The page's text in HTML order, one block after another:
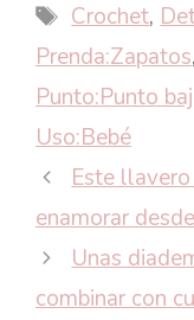
Etiquetas
Crochet,
Prenda:Zapatos,
Punto:Punto
Uso:Bebé
Este
enamorar
Unas
combinar con